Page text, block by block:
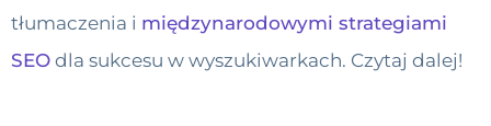
tłumaczenia i międzynarodowymi strategiami
SEO dla sukcesu w wyszukiwarkach. Czytaj dalej!